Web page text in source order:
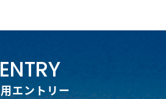
ENTRY
エントリー